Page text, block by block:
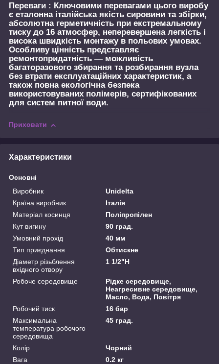
Переваги : Ключовими перевагами цього виробу
є еталонна італійська якість сировини та збірки,
абсолютна герметичність при екстремальному
тиску до 16 атмосфер, неперевершена легкість і
висока швидкість монтажу в польових умовах.
Особливу цінність представляє
ремонтопридатність — можливість
багаторазового збирання та розбирання вузла
без втрати експлуатаційних характеристик, а
також повна екологічна безпека
використовуваних полімерів, сертифікованих
для систем питної води.
Приховати
Характеристики
Основні
Виробник
Unidelta
Країна виробник
Італія
Матеріал косинця
Поліпропілен
Кут вигину
90 град.
Умовний прохід
40 мм
Тип приєднання
Обтискне
Діаметр різьблення
вхідного отвору
1 1/2"Н
Робоче середовище
Рідке середовище,
Неагресивне середовище,
Масло, Вода, Повітря
Робочий тиск
16 бар
Максимальна
температура робочого
середовища
45 град.
Колір
Чорний
Вага
0.2 кг